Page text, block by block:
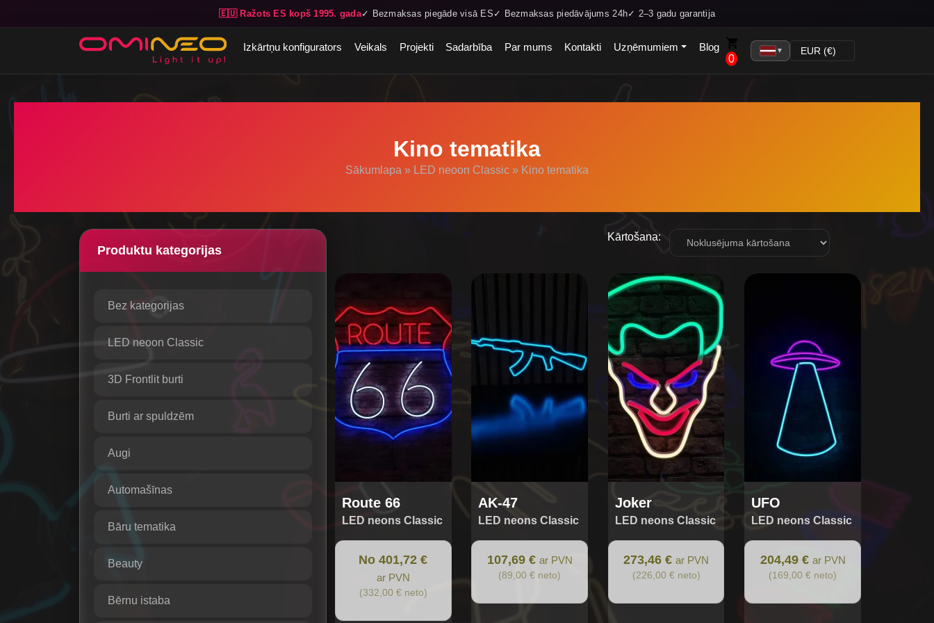
🇪🇺 Ražots ES kopš 1995. gada✓ Bezmaksas piegāde visā ES ✓ Bezmaksas piedāvājums 24h✓ 2–3 gadu garantija
Skip to main content
Izkārtņu konfigurators Veikals Projekti Sadarbība Par mums Kontakti Uzņēmumiem Blog
0
▼
Kino tematika
Sākumlapa » LED neoon Classic » Kino tematika
Produktu kategorijas
Bez kategorijas
LED neoon Classic
3D Frontlit burti
Burti ar spuldzēm
Augi
Automašīnas
Bāru tematika
Beauty
Bērnu istaba
Kārtošana:
Route 66
LED neons Classic
No 401,72 €
ar PVN
(332,00 € neto)
has
multiple
variants.
The
options
may
be
chosen
product
page
AK-47
LED neons Classic
107,69 € ar PVN
(89,00 € neto)
Joker
LED neons Classic
273,46 € ar PVN
(226,00 € neto)
UFO
LED neons Classic
204,49 € ar PVN
(169,00 € neto)